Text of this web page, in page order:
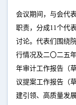
会议期间，与会代
职责，分成11个代
讨论。代表们围绕
行情况及二〇二五
年审计工作报告（
议提案工作报告（
建引领、高质量发